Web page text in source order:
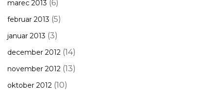
marec 2013 (6)
februar 2013 (5)
januar 2013 (3)
december 2012 (14)
november 2012 (13)
oktober 2012 (10)